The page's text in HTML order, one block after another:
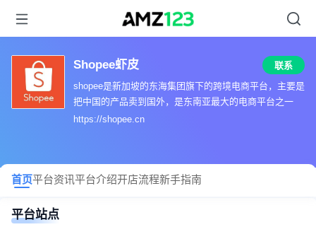
Shopee虾皮
联系
shopee是新加坡的东海集团旗下的跨境电商平台，主要是
把中国的产品卖到国外，是东南亚最大的电商平台之一
https://shopee.cn
首页平台资讯平台介绍开店流程新手指南
平台站点